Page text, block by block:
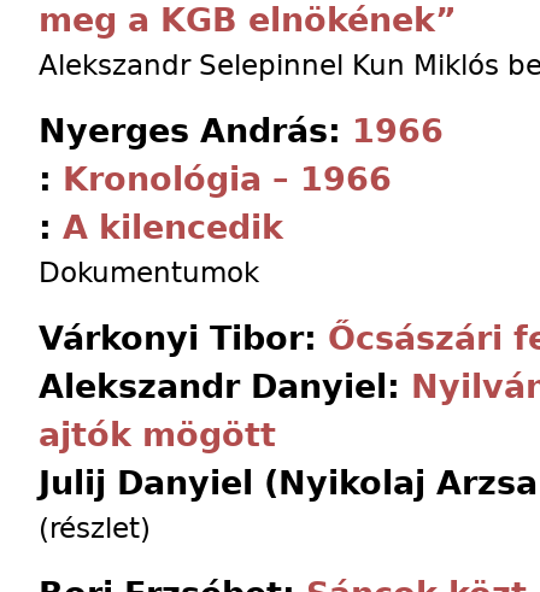
meg a KGB elnökének”
Alekszandr Selepinnel Kun Miklós
Nyerges András: 1966
: Kronológia – 1966
: A kilencedik
Dokumentumok
Várkonyi Tibor: Őcsászári
Alekszandr Danyiel:
ajtók mögött
Julij Danyiel (Nyikolaj
(részlet)